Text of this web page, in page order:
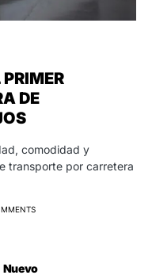
comodidad y
contra las
Interior del